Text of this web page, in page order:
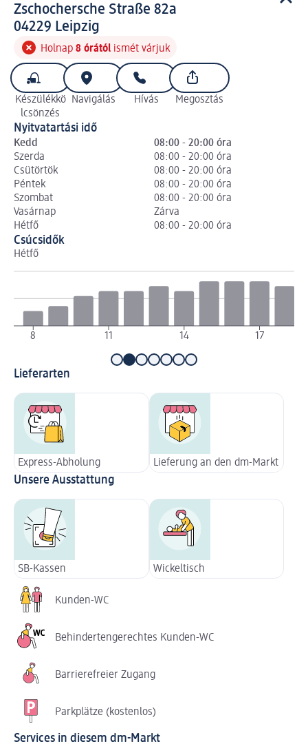
Zschochersche Straße 82a
0 4 2 2 9
04229 Leipzig
Holnap 8 órától ismét várjuk
Készülékkö
lcsönzés
Navigálás Hívás Megosztás
Nyitvatartási idő
Kedd
08:00 - 20:00 óra
Szerda
08:00 - 20:00 óra
Csütörtök
08:00 - 20:00 óra
Péntek
08:00 - 20:00 óra
Szombat
08:00 - 20:00 óra
Vasárnap
Zárva
Hétfő
08:00 - 20:00 óra
Csúcsidők
Hétfő
8 11 14 17
Lieferarten
Express-Abholung Lieferung an den dm-Markt
Unsere Ausstattung
SB-Kassen Wickeltisch
Kunden-WC
Behindertengerechtes Kunden-WC
Barrierefreier Zugang
Parkplätze (kostenlos)
Services in diesem dm-Markt